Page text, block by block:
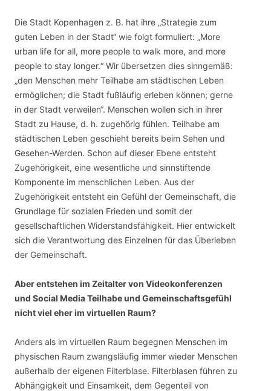
Die Stadt Kopenhagen z. B. hat ihre „Strategie zum
guten Leben in der Stadt“ wie folgt formuliert: „More
urban life for all, more people to walk more, and more
people to stay longer.“ Wir übersetzen dies sinngemäß:
„den Menschen mehr Teilhabe am städtischen Leben
ermöglichen; die Stadt fußläufig erleben können; gerne
in der Stadt verweilen“. Menschen wollen sich in ihrer
Stadt zu Hause, d. h. zugehörig fühlen. Teilhabe am
städtischen Leben geschieht bereits beim Sehen und
Gesehen-Werden. Schon auf dieser Ebene entsteht
Zugehörigkeit, eine wesentliche und sinnstiftende
Komponente im menschlichen Leben. Aus der
Zugehörigkeit entsteht ein Gefühl der Gemeinschaft, die
Grundlage für sozialen Frieden und somit der
gesellschaftlichen Widerstandsfähigkeit. Hier entwickelt
sich die Verantwortung des Einzelnen für das Überleben
der Gemeinschaft.
Aber entstehen im Zeitalter von Videokonferenzen
und Social Media Teilhabe und Gemeinschaftsgefühl
nicht viel eher im virtuellen Raum?
Anders als im virtuellen Raum begegnen Menschen im
physischen Raum zwangsläufig immer wieder Menschen
außerhalb der eigenen Filterblase. Filterblasen führen zu
Abhängigkeit und Einsamkeit, dem Gegenteil von